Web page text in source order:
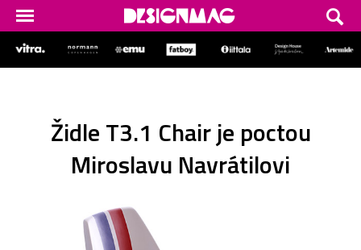
Židle T3.1 Chair je poctou
Miroslavu Navrátilovi